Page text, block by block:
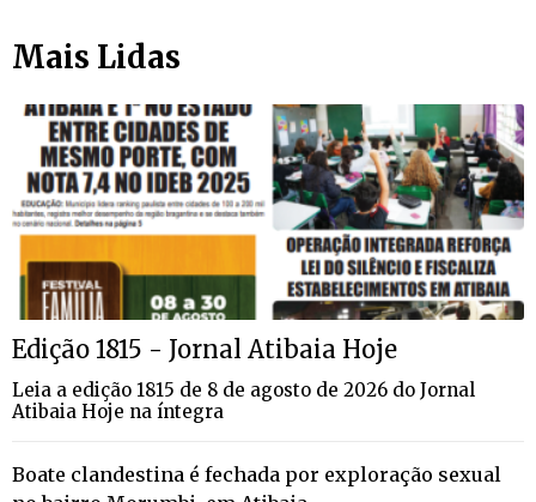
Mais Lidas
Edição 1815 - Jornal Atibaia Hoje
Leia a edição 1815 de 8 de agosto de 2026 do Jornal
Atibaia Hoje na íntegra
Boate clandestina é fechada por exploração sexual